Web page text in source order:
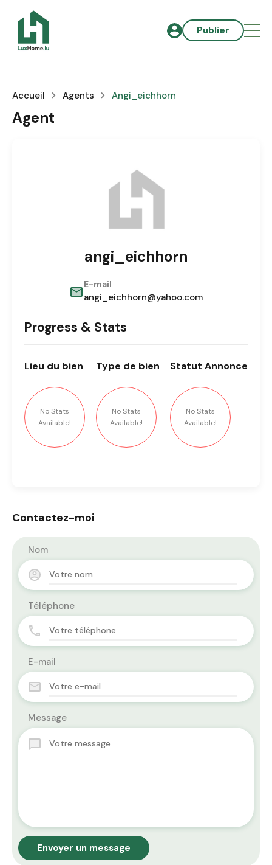
Publier
Accueil Agents Angi_eichhorn
Agent
angi_eichhorn
E-mail
angi_eichhorn@yahoo.com
Progress & Stats
Lieu du bien
No Stats
Available!
Type de bien
No Stats
Available!
Statut Annonce
No Stats
Available!
Contactez-moi
Nom
Téléphone
E-mail
Message
Envoyer un message